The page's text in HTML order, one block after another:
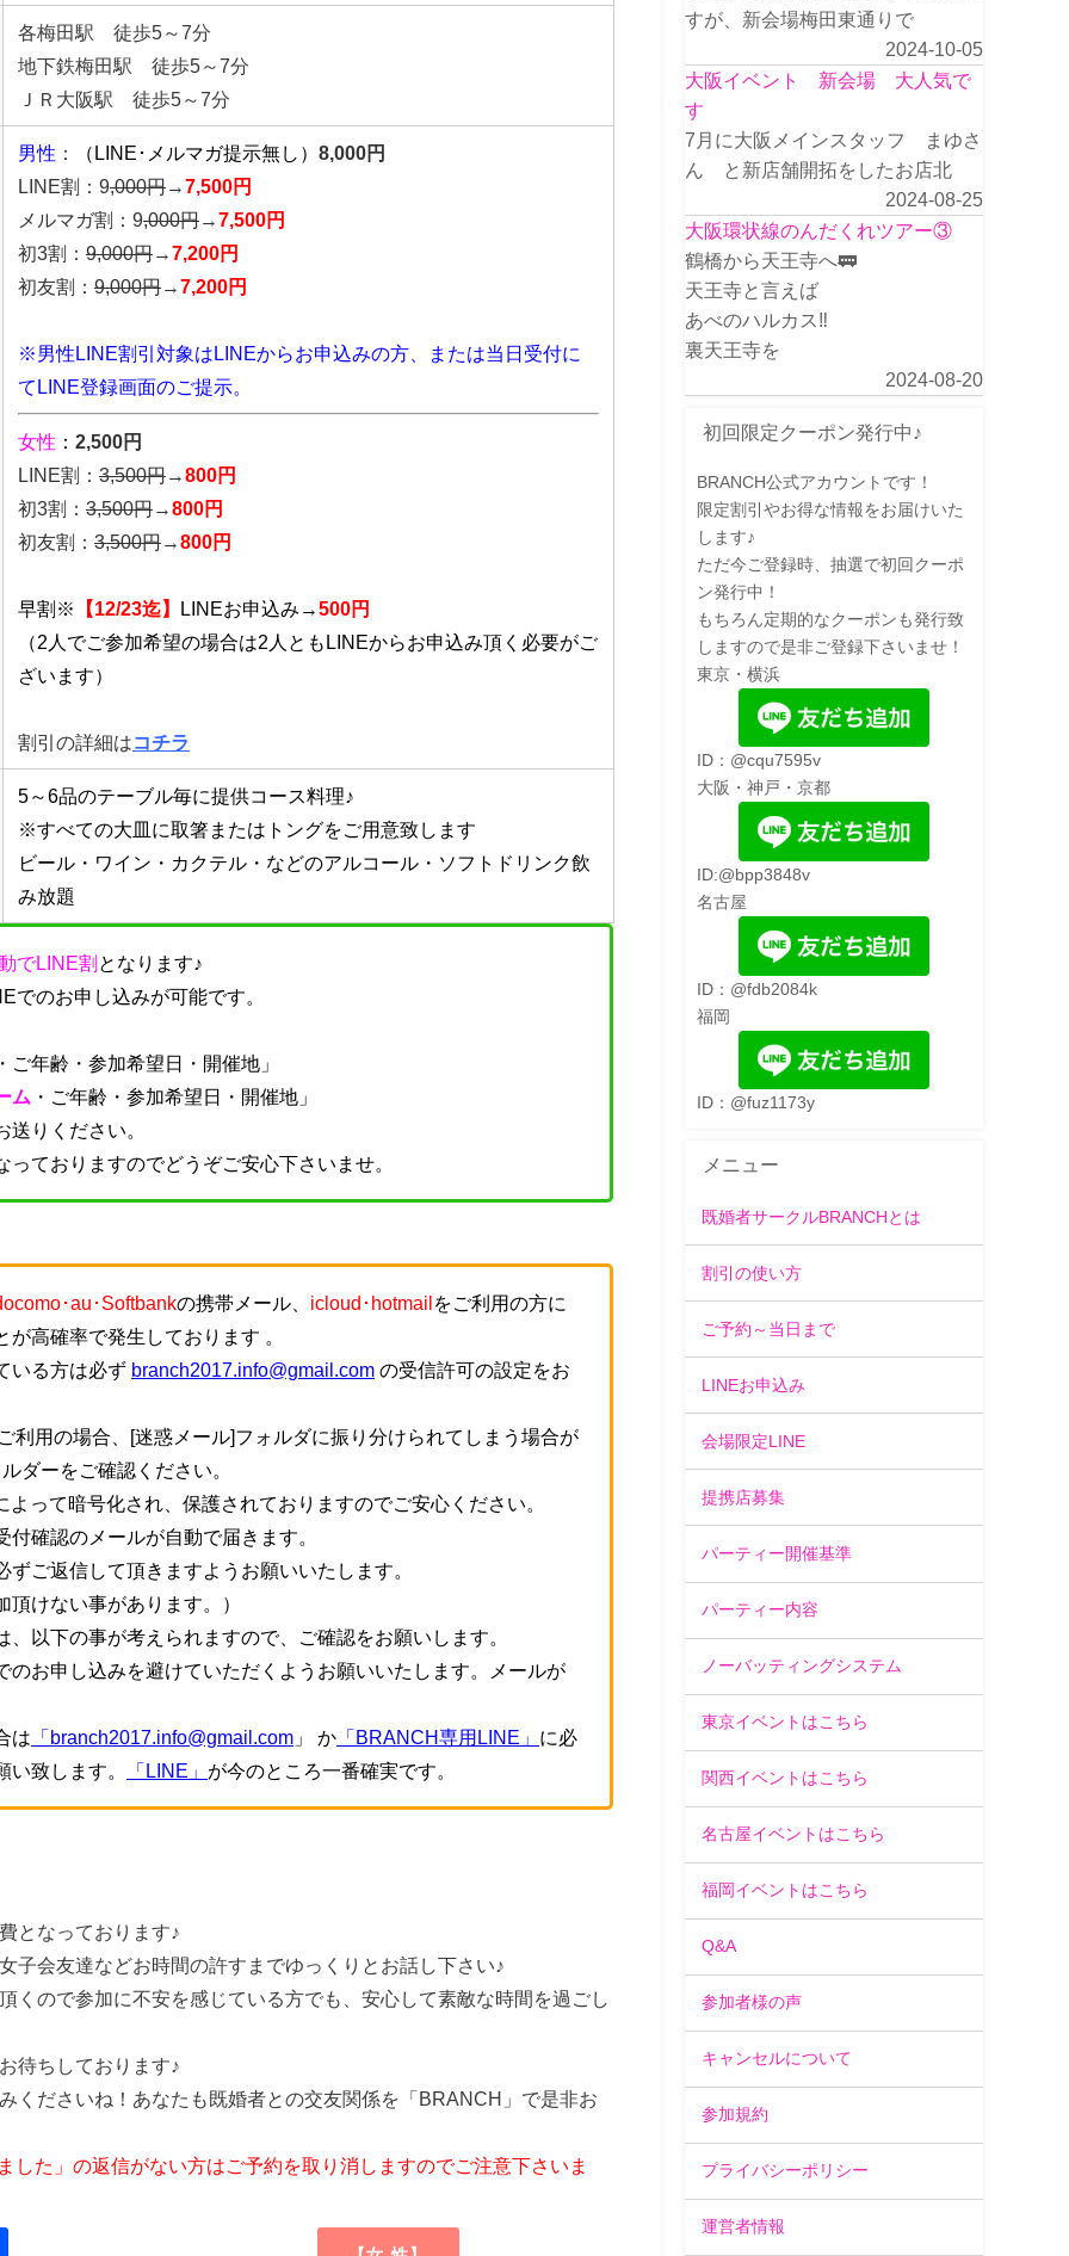
各梅田駅 徒歩5～7分
地下鉄梅田駅 徒歩5～7分
ＪＲ大阪駅 徒歩5～7分
男性 ： （LINE･メルマガ提示無し） 8,000円
LINE割：9,000円→7,500円
メルマガ割：9,000円→7,500円
初3割： 9,000円→7,200円
初友割： 9,000円→7,200円
※男性LINE割引対象はLINEからお申込みの方、または当日受付に
てLINE登録画面のご提示。
女性 ： 2,500円
LINE割： 3,500円→800円
初3割： 3,500円→800円
初友割： 3,500円→800円
早割※ 【12/23迄】 LINEお申込み→500円
（2人でご参加希望の場合は2人ともLINEからお申込み頂く必要がご
ざいます）
割引の詳細はコチラ
5～6品のテーブル毎に提供コース料理♪
※すべての大皿に取箸またはトングをご用意致します
ビール・ワイン・カクテル・などのアルコール・ソフトドリンク飲
み放題
でLINE割 となります♪
でのお申し込みが可能です。
ご年齢・参加希望日・開催地 」
ム ・ ご年齢・参加希望日・開催地 」
りください。
ておりますのでどうぞご安心下さいませ。
･au･Softbankの携帯メール、 icloud･hotmail をご利用の方に
高確率で発生しております 。
いる方は必ず branch2017.info@gmail.com の受信許可の設定をお
利用の場合、[迷惑メール]フォルダに振り分けられてしまう場合が
ダーをご確認ください。
って暗号化され、保護されておりますのでご安心ください。
確認のメールが自動で届きます。
ご返信して頂きますようお願いいたします。
けない事があります。）
以下の事が考えられますので、ご確認をお願いします。
お申し込みを避けていただくようお願いいたします。メールが
は 「branch2017.info@gmail.com 」 か 「BRANCH専用LINE」 に必
致します。
「LINE」 が今のところ一番確実です。
となっております♪
子会友達などお時間の許すまでゆっくりとお話し下さい♪
くので参加に不安を感じている方でも、安心して素敵な時間を過ごし
待ちしております♪
くださいね！あなたも既婚者との交友関係を「BRANCH」で是非お
た」の返信がない方はご予約を取り消しますのでご注意下さいま
すが、新会場梅田東通りで
2024-10-05
大阪イベント 新会場 大人気で
す
7月に大阪メインスタッフ まゆさ
ん と新店舗開拓をしたお店北
2024-08-25
大阪環状線のんだくれツアー③
鶴橋から天王寺へ🚃
天王寺と言えば
あべのハルカス‼️
裏天王寺を
2024-08-20
初回限定クーポン発行中♪
BRANCH公式アカウントです！
限定割引やお得な情報をお届けいた
します♪
ただ今ご登録時、抽選で初回クーポ
ン発行中！
もちろん定期的なクーポンも発行致
しますので是非ご登録下さいませ！
東京・横浜
ID：@cqu7595v
大阪・神戸・京都
ID:@bpp3848v
名古屋
ID：@fdb2084k
福岡
ID：@fuz1173y
メニュー
既婚者サークルBRANCHとは
割引の使い方
ご予約～当日まで
LINEお申込み
会場限定LINE
提携店募集
パーティー開催基準
パーティー内容
ノーバッティングシステム
東京イベントはこちら
関西イベントはこちら
名古屋イベントはこちら
福岡イベントはこちら
Q&A
参加者様の声
キャンセルについて
参加規約
プライバシーポリシー
運営者情報